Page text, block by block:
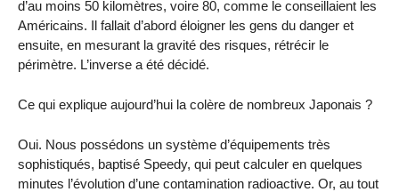
d’au moins 50 kilomètres, voire 80, comme le conseillaient les
Américains. Il fallait d’abord éloigner les gens du danger et
ensuite, en mesurant la gravité des risques, rétrécir le
périmètre. L’inverse a été décidé.
Ce qui explique aujourd’hui la colère de nombreux Japonais ?
Oui. Nous possédons un système d’équipements très
sophistiqués, baptisé Speedy, qui peut calculer en quelques
minutes l’évolution d’une contamination radioactive. Or, au tout